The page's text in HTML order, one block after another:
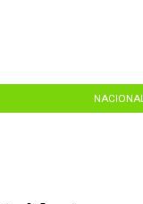
NACIONAL